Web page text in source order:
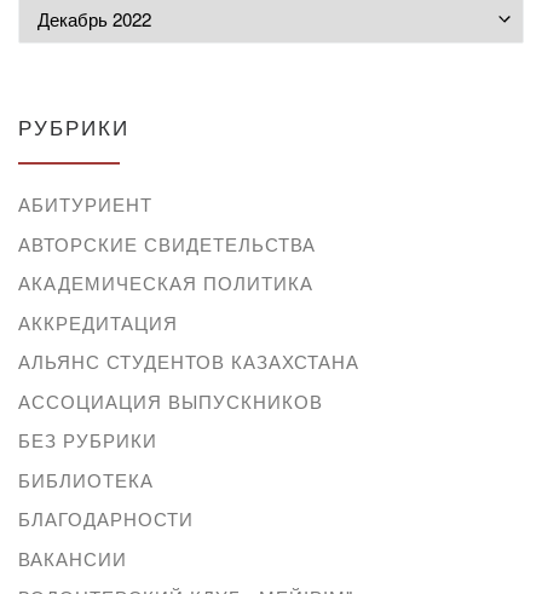
РУБРИКИ
АБИТУРИЕНТ
АВТОРСКИЕ СВИДЕТЕЛЬСТВА
АКАДЕМИЧЕСКАЯ ПОЛИТИКА
АККРЕДИТАЦИЯ
АЛЬЯНС СТУДЕНТОВ КАЗАХСТАНА
АССОЦИАЦИЯ ВЫПУСКНИКОВ
БЕЗ РУБРИКИ
БИБЛИОТЕКА
БЛАГОДАРНОСТИ
ВАКАНСИИ